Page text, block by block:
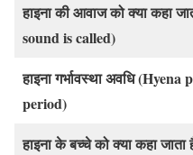
हाइना की आवाज को क्या कहा
sound is called)
हाइना गर्भावस्था अवधि
period)
हाइना के बच्चे को क्या कहा